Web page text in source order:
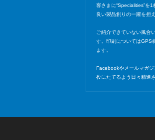
客さまに“Specialities”を
良い製品創りの一躍を担
ご紹介できていない風合
す。印刷についてはGPS
ます。
Facebookやメールマガ
役にたてるよう日々精進